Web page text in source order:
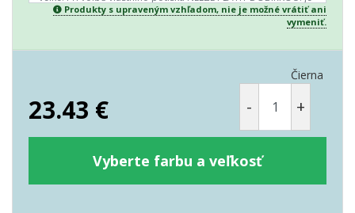
Produkty s upraveným vzhľadom, nie je možné vrátiť ani
vymeniť.
Čierna
23.43 € - +
Vyberte farbu a veľkosť